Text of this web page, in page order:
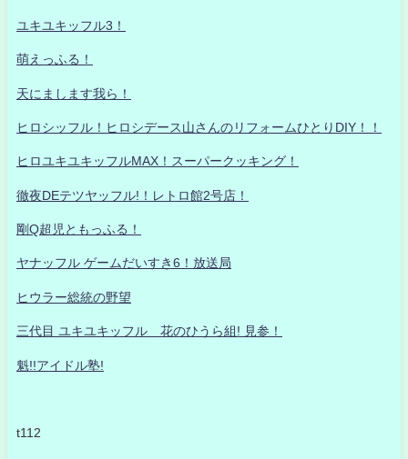
ユキユキッフル3！
萌えっふる！
天にまします我ら！
ヒロシッフル！ヒロシデース山さんのリフォームひとりDIY！！
ヒロユキユキッフルMAX！スーパークッキング！
徹夜DEテツヤッフル!！レトロ館2号店！
剛Q超児ともっふる！
ヤナッフル ゲームだいすき6！放送局
ヒウラー総統の野望
三代目 ユキユキッフル 花のひうら組! 見参！
魁!!アイドル塾!
t112